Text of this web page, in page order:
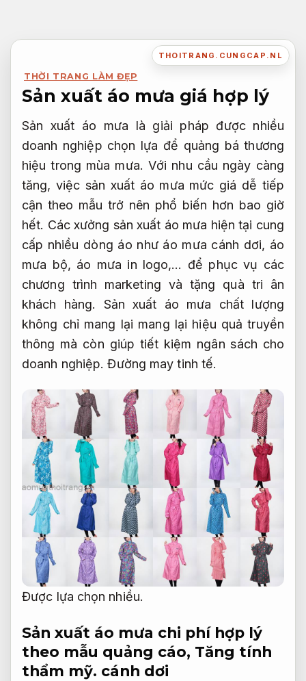
nội
THOITRANG.CUNGCAP.NL
THỜI TRANG LÀM ĐẸP
Sản xuất áo mưa giá hợp lý
Sản xuất áo mưa là giải pháp được nhiều
doanh nghiệp chọn lựa để quảng bá thương
hiệu trong mùa mưa. Với nhu cầu ngày càng
tăng, việc sản xuất áo mưa mức giá dễ tiếp
cận theo mẫu trở nên phổ biến hơn bao giờ
hết. Các xưởng sản xuất áo mưa hiện tại cung
cấp nhiều dòng áo như áo mưa cánh dơi, áo
mưa bộ, áo mưa in logo,… để phục vụ các
chương trình marketing và tặng quà tri ân
khách hàng. Sản xuất áo mưa chất lượng
không chỉ mang lại mang lại hiệu quả truyền
thông mà còn giúp tiết kiệm ngân sách cho
doanh nghiệp.Đường may tinh tế.
Được lựa chọn nhiều.
Sản xuất áo mưa chi phí hợp lý
theo mẫu quảng cáo, Tăng tính
thẩm mỹ. cánh dơi